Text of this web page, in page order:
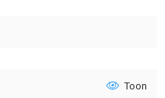
Toon